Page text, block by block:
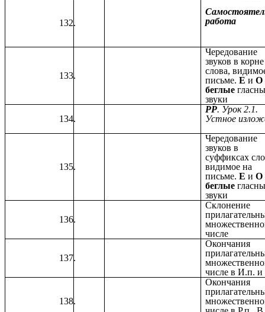
работа
Чередование
звуков в корне
слова,
письме.Е иО
беглые
звуки
РР. Урок 2.1.
Устное
Чередование
звуков в
суффиксах
видимое на
письме.Е иО
беглые
звуки
Склонение
числе
Окончания
числе в И.п.
Окончания